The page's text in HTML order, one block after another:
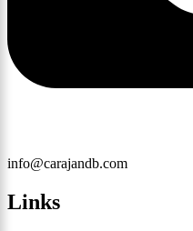
info@carajandb.com
Links